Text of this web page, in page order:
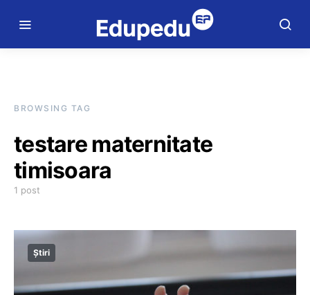
BROWSING TAG
testare maternitate
timisoara
1 post
Știri